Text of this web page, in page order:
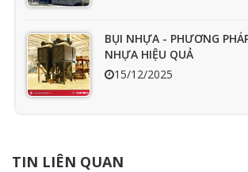
BỤI NHỰA - PHƯƠNG
NHỰA HIỆU QUẢ
15/12/2025
15/04/2025
TIN LIÊN QUAN